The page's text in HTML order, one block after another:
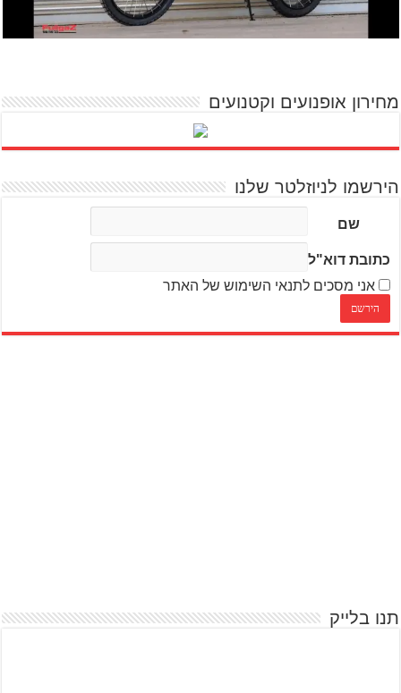
מחירון אופנועים וקטנועים
הירשמו לניוזלטר שלנו
שם
כתובת דוא"ל
אני מסכים לתנאי השימוש של האתר
תנו בלייק